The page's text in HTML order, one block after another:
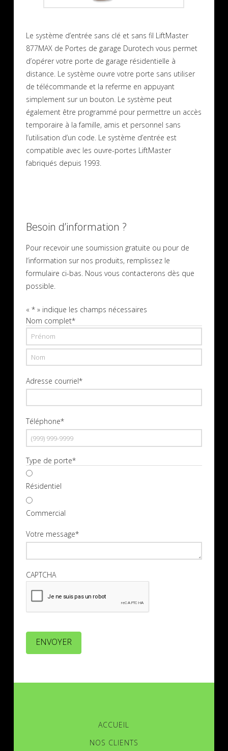
Le système d’entrée sans clé et sans fil LiftMaster
877MAX de Portes de garage Durotech vous permet
d’opérer votre porte de garage résidentielle à
distance. Le système ouvre votre porte sans utiliser
de télécommande et la referme en appuyant
simplement sur un bouton. Le système peut
également être programmé pour permettre un accès
temporaire à la famille, amis et personnel sans
l’utilisation d’un code. Le système d’entrée est
compatible avec les ouvre-portes LiftMaster
fabriqués depuis 1993.
Besoin d’information ?
Pour recevoir une soumission gratuite ou pour de
l’information sur nos produits, remplissez le
formulaire ci-bas. Nous vous contacterons dès que
possible.
« *» indique les champs nécessaires
Nom complet*
Prénom
Adresse courriel*
Téléphone*
Type de porte*
Résidentiel
Commercial
Votre message*
CAPTCHA
ENVOYER
ACCUEIL
NOS CLIENTS